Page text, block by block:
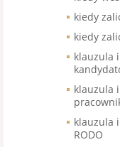
kiedy
kiedy
klauzula
klauzula
klauzula
RODO